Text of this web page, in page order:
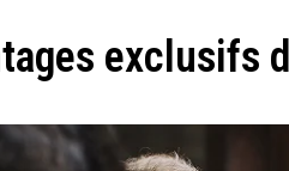
exclusifs